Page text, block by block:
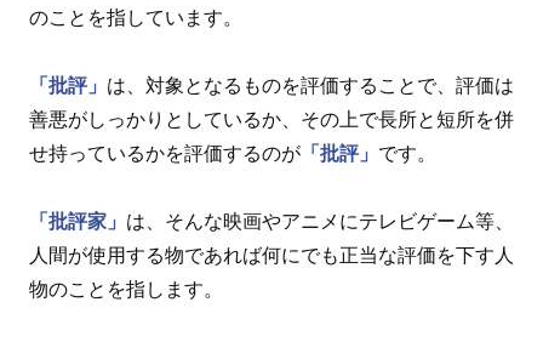
のことを指しています。
「批評」 は、対象となるものを評価することで、評価は
善悪がしっかりとしているか、その上で長所と短所を併
せ持っているかを評価するのが 「批評」 です。
「批評家」 は、そんな映画やアニメにテレビゲーム等、
人間が使用する物であれば何にでも正当な評価を下す人
物のことを指します。